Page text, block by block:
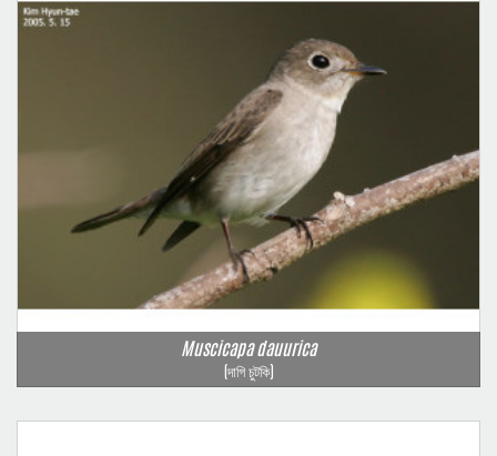
Muscicapa dauurica
(দাগি চুটকি)